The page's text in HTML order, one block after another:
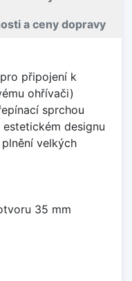
a ceny dopravy
připojení k
ohřívači)
sprchou
designu
velkých
35 mm